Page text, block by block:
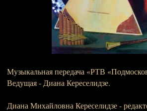
Музыкальная передача «РТВ
Ведущая - Диана Кереселидзе.
Диана Михайловна Кереселидзе -